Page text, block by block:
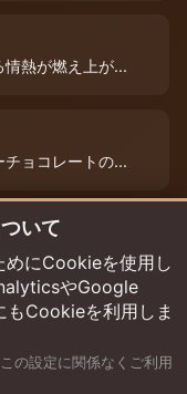
熱が燃え上が...
ョコレートの...
を彩ります。チ...
いて
めにCookieを使用し
やGoogle
もCookieを利用しま
の設定に関係なくご利用